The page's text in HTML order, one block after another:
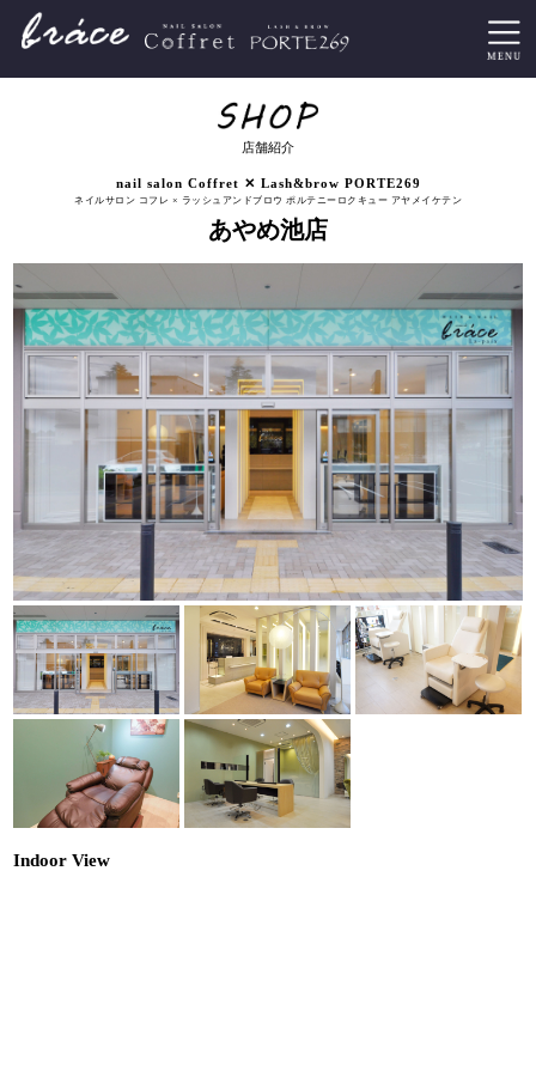
店舗紹介
nail salon Coffret ✕ Lash&brow PORTE269
ネイルサロン コフレ × ラッシュアンドブロウ ポルテニーロクキュー アヤメイケテン
あやめ池店
Indoor View